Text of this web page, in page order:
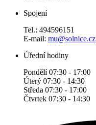
Spojení
Tel.: 494596151
E-mail: mu@solnice.cz
Úřední hodiny
Pondělí 07:30 - 17:00
Úterý 07:30 - 14:30
Středa 07:30 - 17:00
Čtvrtek 07:30 - 14:30